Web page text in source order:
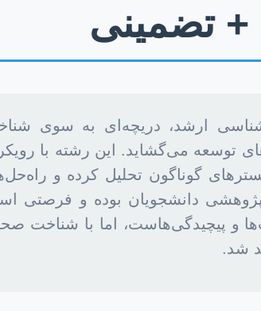
+ تضمینی
ارشد، دریچه‌ای به سوی
توسعه می‌گشاید. این رشته با
گوناگون تحلیل کرده و راه‌حل‌هایی
پژوهشی دانشجویان بوده و فرصتی
و پیچیدگی‌هاست، اما با شناخت
شد.